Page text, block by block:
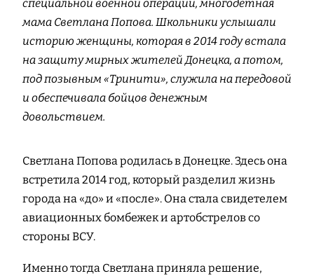
специальной военной операции, многодетная
мама Светлана Попова. Школьники услышали
историю женщины, которая в 2014 году встала
на защиту мирных жителей Донецка, а потом,
под позывным «Тринити», служила на передовой
и обеспечивала бойцов денежным
довольствием.
Светлана Попова родилась в Донецке. Здесь она
встретила 2014 год, который разделил жизнь
города на «до» и «после». Она стала свидетелем
авиационных бомбежек и артобстрелов со
стороны ВСУ.
Именно тогда Светлана приняла решение,